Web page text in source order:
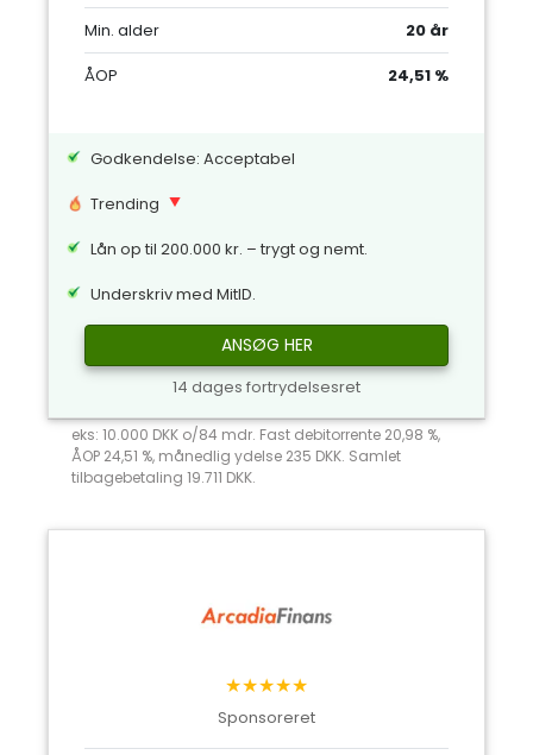
Min. alder
20 år
ÅOP
24,51 %
Godkendelse: Acceptabel
Trending
Lån op til 200.000 kr. – trygt og nemt.
Underskriv med MitID.
ANSØG HER
14 dages fortrydelsesret
eks: 10.000 DKK o/84 mdr. Fast debitorrente 20,98 %,
ÅOP 24,51 %, månedlig ydelse 235 DKK. Samlet
tilbagebetaling 19.711 DKK.
★★★★★
Sponsoreret